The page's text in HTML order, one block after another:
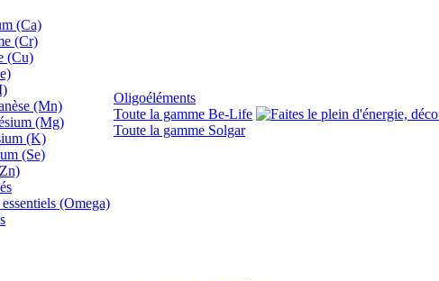
(Ca)
(Cr)
(Cu)
(Mn)
(Mg)
(K)
(Se)
(Omega)
Oligoéléments
Toute la gamme Be-Life
Toute la gamme Solgar